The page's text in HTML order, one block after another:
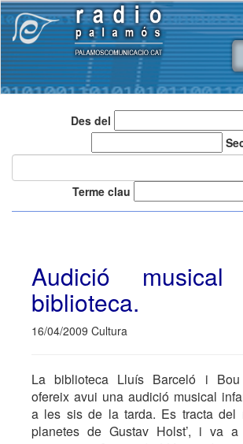
Des del
Terme clau
Audició
biblioteca.
16/04/2009 Cultura
La biblioteca Lluís Barceló i
ofereix avui una audició musical
a les sis de la tarda. Es tracta del
planetes de Gustav Holst’, i va